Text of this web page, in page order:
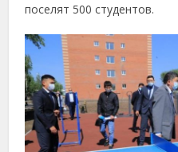
поселят 500 студентов.